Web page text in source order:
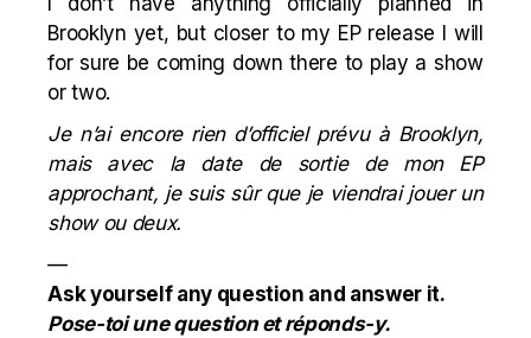
Brooklyn yet, but closer to my EP release I will
for sure be coming down there to play a show
or two.
Je n’ai encore rien d’officiel prévu à Brooklyn,
mais avec la date de sortie de mon EP
approchant, je suis sûr que je viendrai jouer un
show ou deux.
—
Ask yourself any question and answer it.
Pose-toi une question et réponds-y.